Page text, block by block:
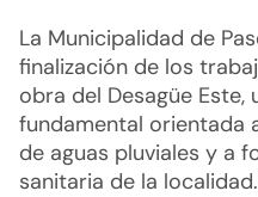
La Municipalidad de
finalización de los
obra del Desagüe Este,
fundamental orientada
de aguas pluviales y a
sanitaria de la localidad.